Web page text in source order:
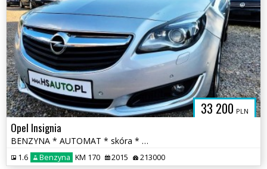
33 200 PLN
Opel Insignia
BENZYNA * AUTOMAT * skóra * martwa strefa * KAMERA * nawigacja * lift
1.6 Benzyna KM 170 2015 213000